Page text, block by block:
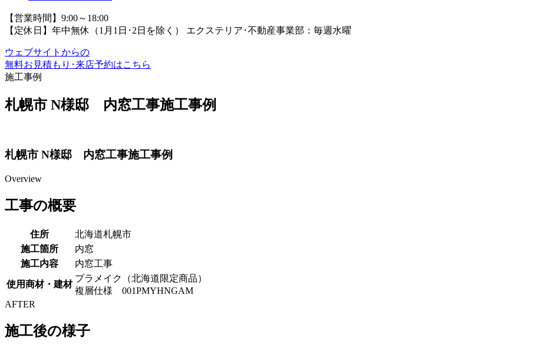
【営業時間】9:00～18:00
【定休日】年中無休（1月1日･2日を除く） エクステリア･不動産事業部：毎週水曜
ウェブサイトからの
無料お見積もり･来店予約はこちら
施工事例
札幌市 N様邸 内窓工事施工事例
札幌市 N様邸 内窓工事施工事例
Overview
工事の概要
住所
北海道札幌市
施工箇所
内窓
施工内容
内窓工事
使用商材・建材
プラメイク（北海道限定商品）
複層仕様 001PMYHNGAM
AFTER
施工後の様子